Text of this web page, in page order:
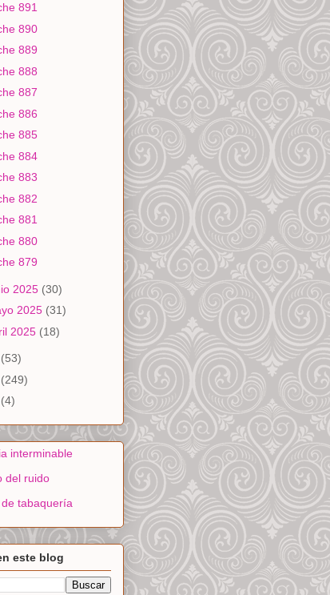
891
890
889
888
887
886
885
884
883
882
881
880
879
2025 (30)
2025 (31)
2025 (18)
(53)
(249)
(4)
interminable
del ruido
tabaquería
este blog